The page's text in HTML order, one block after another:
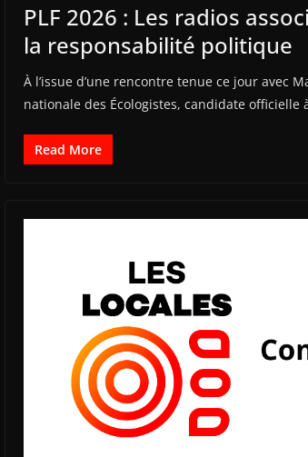
PLF 2026 : Les radios
la responsabilité politique
À l’issue d’une rencontre tenue ce jour avec
nationale des Écologistes, candidate officielle
Read More